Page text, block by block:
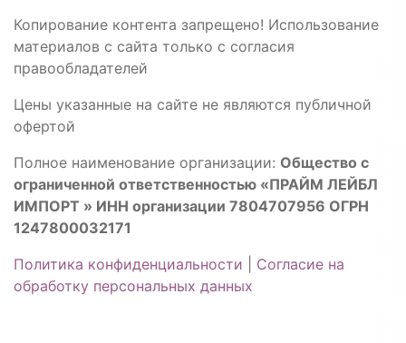
Копирование контента запрещено! Использование
материалов с сайта только с согласия
правообладателей
Цены указанные на сайте не являются публичной
офертой
Полное наименование организации: Общество с
ограниченной ответственностью «ПРАЙМ ЛЕЙБЛ
ИМПОРТ » ИНН организации 7804707956 ОГРН
1247800032171
Политика конфиденциальности
Согласие на
обработку персональных данных